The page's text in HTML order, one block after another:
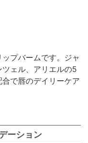
プバームです。ジャ
ェル、アリエルの5
で唇のデイリーケア
ーション